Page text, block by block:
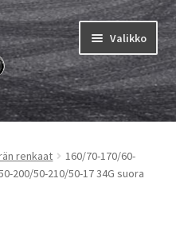
Valikko
tason
valikko
renkaat
160/70-170/60-
200/50-210/50-17 34G suora